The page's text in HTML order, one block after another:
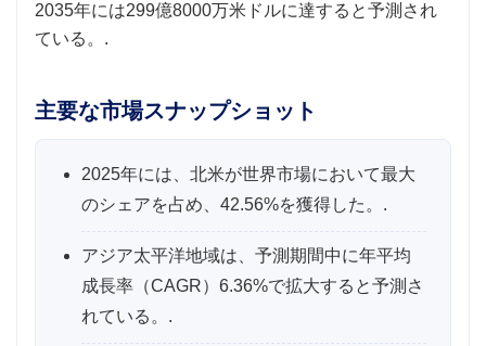
2035年には299億8000万米ドルに達すると予測され
ている。.
主要な市場スナップショット
2025年には、北米が世界市場において最大
のシェアを占め、42.56%を獲得した。.
アジア太平洋地域は、予測期間中に年平均
成長率（CAGR）6.36%で拡大すると予測さ
れている。.